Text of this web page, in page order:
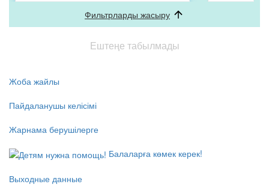
Фильтрларды жасыру
Ештеңе табылмады
Жоба жайлы
Пайдаланушы келісімі
Жарнама берушілерге
Балаларға көмек керек!
Выходные данные